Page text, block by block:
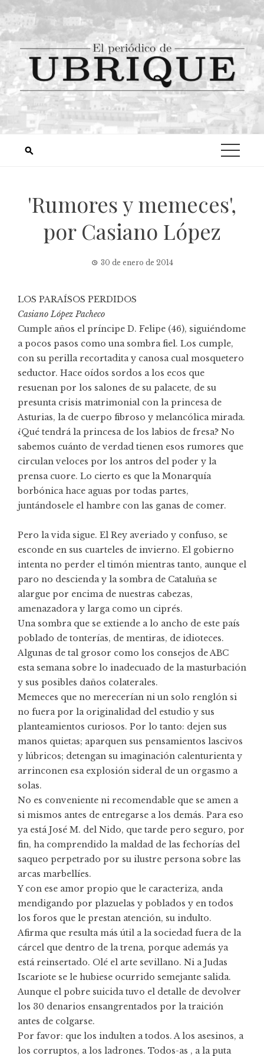
'Rumores y memeces',
por Casiano López
30 de enero de 2014
LOS PARAÍSOS PERDIDOS
Casiano López Pacheco
Cumple años el príncipe D. Felipe (46), siguiéndome
a pocos pasos como una sombra fiel. Los cumple,
con su perilla recortadita y canosa cual mosquetero
seductor. Hace oídos sordos a los ecos que
resuenan por los salones de su palacete, de su
presunta crisis matrimonial con la princesa de
Asturias, la de cuerpo fibroso y melancólica mirada.
¿Qué tendrá la princesa de los labios de fresa? No
sabemos cuánto de verdad tienen esos rumores que
circulan veloces por los antros del poder y la
prensa cuore. Lo cierto es que la Monarquía
borbónica hace aguas por todas partes,
juntándosele el hambre con las ganas de comer.
Pero la vida sigue. El Rey averiado y confuso, se
esconde en sus cuarteles de invierno. El gobierno
intenta no perder el timón mientras tanto, aunque el
paro no descienda y la sombra de Cataluña se
alargue por encima de nuestras cabezas,
amenazadora y larga como un ciprés.
Una sombra que se extiende a lo ancho de este país
poblado de tonterías, de mentiras, de idioteces.
Algunas de tal grosor como los consejos de ABC
esta semana sobre lo inadecuado de la masturbación
y sus posibles daños colaterales.
Memeces que no merecerían ni un solo renglón si
no fuera por la originalidad del estudio y sus
planteamientos curiosos. Por lo tanto: dejen sus
manos quietas; aparquen sus pensamientos lascivos
y lúbricos; detengan su imaginación calenturienta y
arrinconen esa explosión sideral de un orgasmo a
solas.
No es conveniente ni recomendable que se amen a
si mismos antes de entregarse a los demás. Para eso
ya está José M. del Nido, que tarde pero seguro, por
fin, ha comprendido la maldad de las fechorías del
saqueo perpetrado por su ilustre persona sobre las
arcas marbellíes.
Y con ese amor propio que le caracteriza, anda
mendigando por plazuelas y poblados y en todos
los foros que le prestan atención, su indulto.
Afirma que resulta más útil a la sociedad fuera de la
cárcel que dentro de la trena, porque además ya
está reinsertado. Olé el arte sevillano. Ni a Judas
Iscariote se le hubiese ocurrido semejante salida.
Aunque el pobre suicida tuvo el detalle de devolver
los 30 denarios ensangrentados por la traición
antes de colgarse.
Por favor: que los indulten a todos. A los asesinos, a
los corruptos, a los ladrones. Todos-as , a la puta